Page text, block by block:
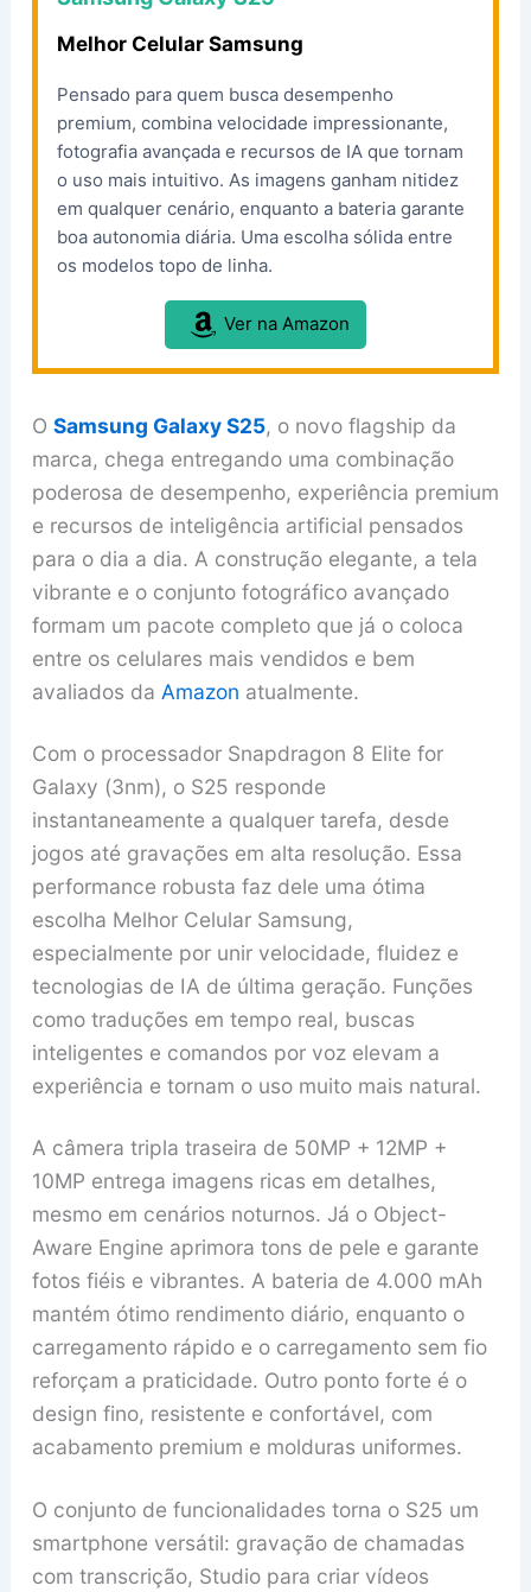
Melhor Celular Samsung
Pensado para quem busca desempenho
premium, combina velocidade impressionante,
fotografia avançada e recursos de IA que tornam
o uso mais intuitivo. As imagens ganham nitidez
em qualquer cenário, enquanto a bateria garante
boa autonomia diária. Uma escolha sólida entre
os modelos topo de linha.
Ver na Amazon
O Samsung Galaxy S25, o novo flagship da
marca, chega entregando uma combinação
poderosa de desempenho, experiência premium
e recursos de inteligência artificial pensados
para o dia a dia. A construção elegante, a tela
vibrante e o conjunto fotográfico avançado
formam um pacote completo que já o coloca
entre os celulares mais vendidos e bem
avaliados da Amazon atualmente.
Com o processador Snapdragon 8 Elite for
Galaxy (3nm), o S25 responde
instantaneamente a qualquer tarefa, desde
jogos até gravações em alta resolução. Essa
performance robusta faz dele uma ótima
escolha Melhor Celular Samsung,
especialmente por unir velocidade, fluidez e
tecnologias de IA de última geração. Funções
como traduções em tempo real, buscas
inteligentes e comandos por voz elevam a
experiência e tornam o uso muito mais natural.
A câmera tripla traseira de 50MP + 12MP +
10MP entrega imagens ricas em detalhes,
mesmo em cenários noturnos. Já o Object-
Aware Engine aprimora tons de pele e garante
fotos fiéis e vibrantes. A bateria de 4.000 mAh
mantém ótimo rendimento diário, enquanto o
carregamento rápido e o carregamento sem fio
reforçam a praticidade. Outro ponto forte é o
design fino, resistente e confortável, com
acabamento premium e molduras uniformes.
O conjunto de funcionalidades torna o S25 um
smartphone versátil: gravação de chamadas
com transcrição, Studio para criar vídeos